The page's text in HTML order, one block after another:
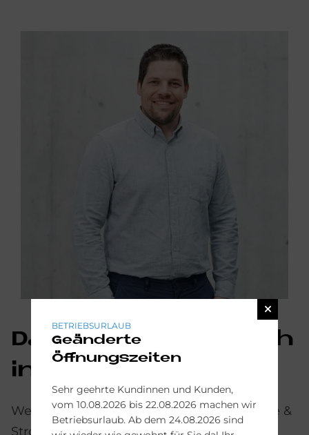
Das könn­te Sie auch
in­ter­es­sie­ren:
Weitere Informationen zum Thema Wärme &
Strom finden Sie hier:
BETRIEBSURLAUB
Geänderte
Öffnungszeiten
Sehr geehrte Kundinnen und Kunden,
vom 10.08.2026 bis 22.08.2026 machen wir
Betriebsurlaub. Ab dem 24.08.2026 sind